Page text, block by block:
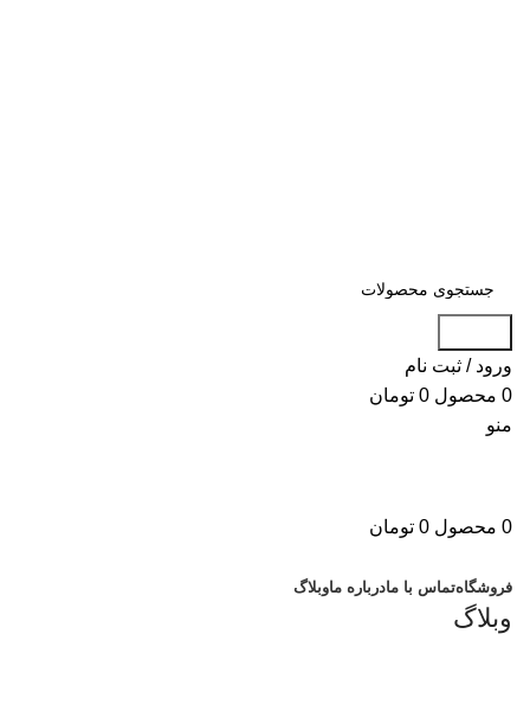
ورود / ثبت نام
0 محصول 0 تومان
منو
0 محصول 0 تومان
فروشگاهتماس با مادرباره ماوبلاگ
وبلاگ